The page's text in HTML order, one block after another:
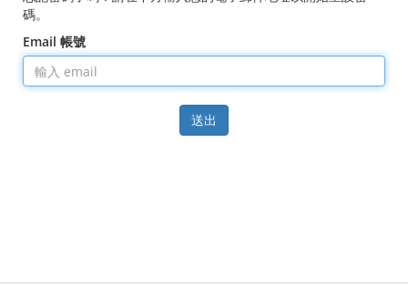
碼。
Email 帳號
送出